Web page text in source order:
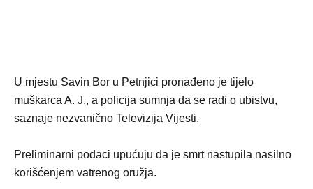
U mjestu Savin Bor u Petnjici pronađeno je tijelo
muškarca A. J., a policija sumnja da se radi o ubistvu,
saznaje nezvanično Televizija Vijesti.
Preliminarni podaci upućuju da je smrt nastupila nasilno
korišćenjem vatrenog oružja.